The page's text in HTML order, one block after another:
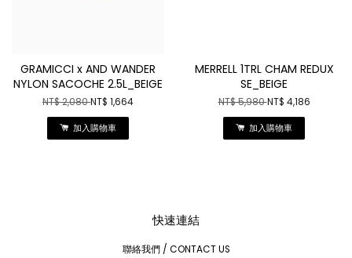
GRAMICCI x AND WANDER
NYLON SACOCHE 2.5L_BEIGE
NT$ 2,080NT$ 1,664
加入購物車
MERRELL 1TRL CHAM REDUX
SE_BEIGE
NT$ 5,980NT$ 4,186
加入購物車
快速連結
聯絡我們 / CONTACT US